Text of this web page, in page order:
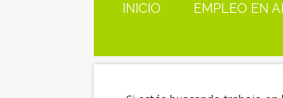
INICIO EMPLEO EN